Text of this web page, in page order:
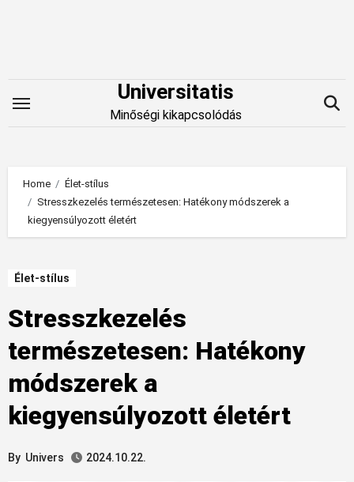
Universitatis
Minőségi kikapcsolódás
Home
Élet-stílus
Stresszkezelés természetesen: Hatékony módszerek a
kiegyensúlyozott életért
Élet-stílus
Stresszkezelés
természetesen: Hatékony
módszerek a
kiegyensúlyozott életért
By Univers 2024.10.22.